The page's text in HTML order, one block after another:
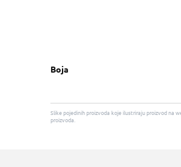
Boja
Slike pojedinih proizvoda koje ilustriraju proizvod na
proizvoda.